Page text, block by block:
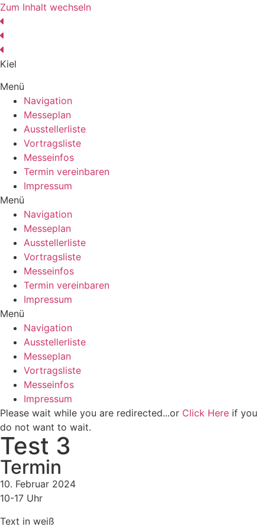
Zum Inhalt wechseln
Kiel
Menü
Navigation
Messeplan
Ausstellerliste
Vortragsliste
Messeinfos
Termin vereinbaren
Impressum
Menü
Navigation
Messeplan
Ausstellerliste
Vortragsliste
Messeinfos
Termin vereinbaren
Impressum
Menü
Navigation
Ausstellerliste
Messeplan
Vortragsliste
Messeinfos
Impressum
Please wait while you are redirected...or Click Here if you
do not want to wait.
Test 3
Termin
10. Februar 2024
10-17 Uhr
Text in weiß